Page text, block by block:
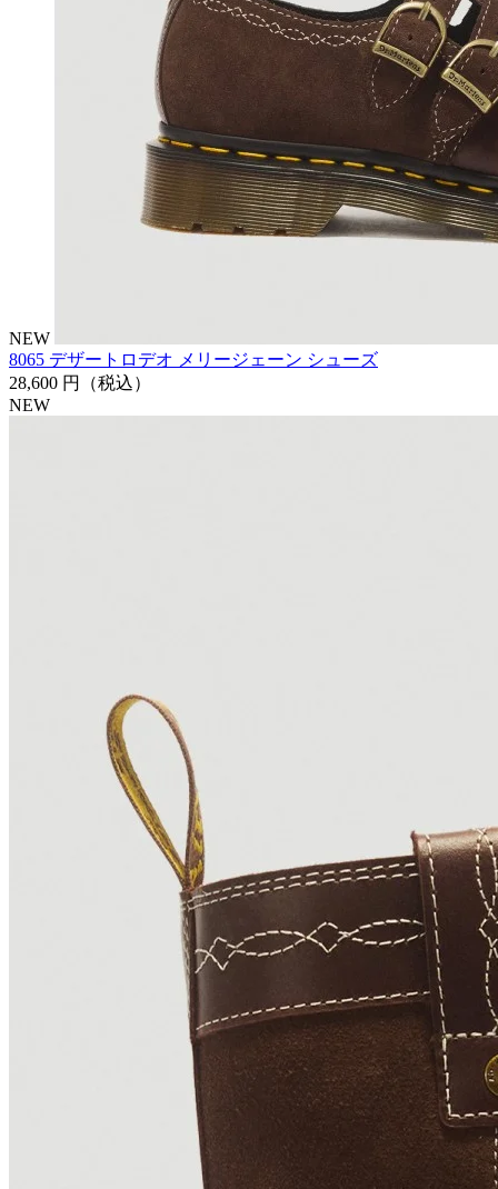
NEW
8065 デザートロデオ メリージェーン シューズ
28,600 円
（税込）
NEW